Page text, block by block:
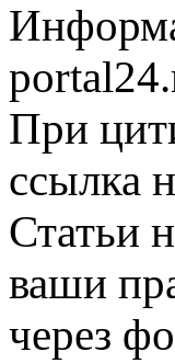
При
ссылка
Статьи
ваши
через